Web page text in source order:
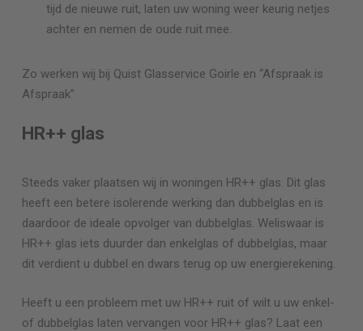
tijd de nieuwe ruit, laten uw woning weer keurig netjes
achter en nemen de oude ruit mee.
Zo werken wij bij Quist Glasservice Goirle en “Afspraak is
Afspraak”
HR++ glas
Steeds vaker plaatsen wij in woningen HR++ glas. Dit glas
heeft een betere isolerende werking dan dubbelglas en is
daardoor de ideale opvolger van dubbelglas. Weliswaar is
HR++ glas iets duurder dan enkelglas of dubbelglas, maar
dit verdient u dubbel en dwars terug op uw energierekening.
Heeft u een probleem met uw HR++ ruit of wilt u uw enkel-
of dubbelglas laten vervangen voor HR++ glas? Laat een